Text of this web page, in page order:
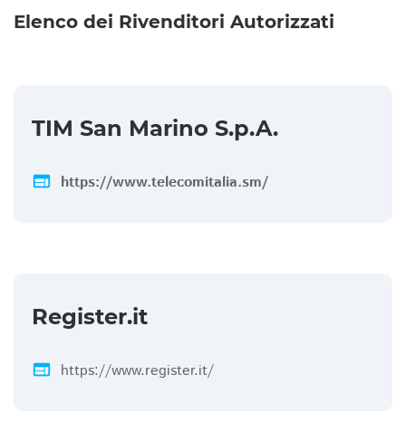
Elenco dei Rivenditori Autorizzati
TIM San Marino S.p.A.
web https://www.telecomitalia.sm/
Register.it
web https://www.register.it/